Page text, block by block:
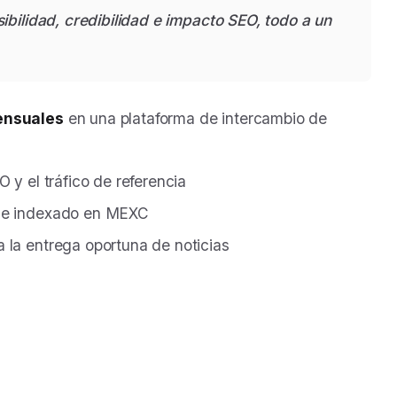
credibilidad e impacto SEO, todo a un
en una plataforma de intercambio de
y el tráfico de referencia
indexado en MEXC
entrega oportuna de noticias